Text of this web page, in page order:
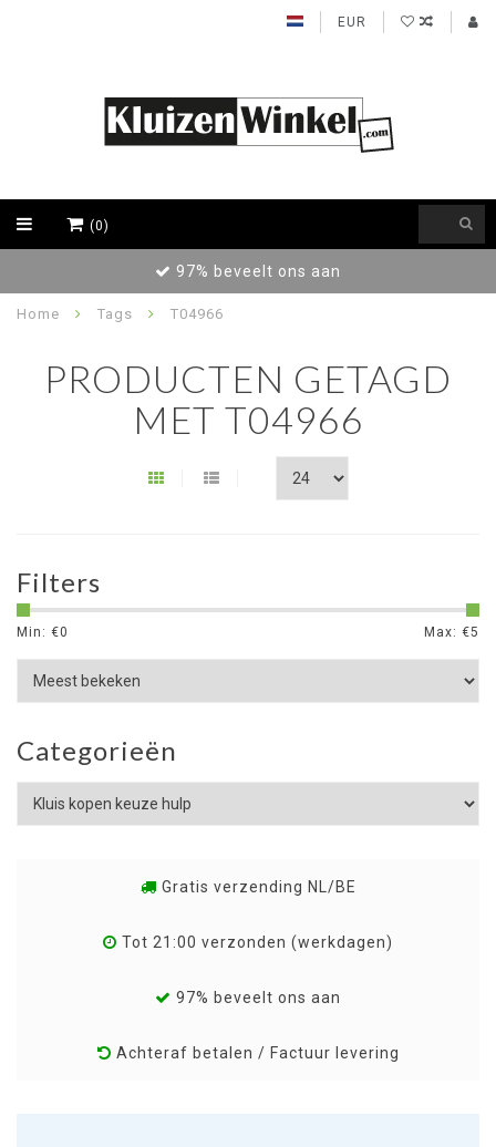
EUR
(0)
97% beveelt ons aan
Home Tags T04966
PRODUCTEN GETAGD
MET T04966
Filters
Min: €0 Max: €5
Categorieën
Gratis verzending NL/BE
Tot 21:00 verzonden (werkdagen)
97% beveelt ons aan
Achteraf betalen / Factuur levering